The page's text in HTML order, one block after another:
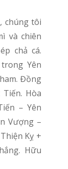
và chiên
chả cá.
Yên
Đồng
Hòa
– Yên
Vượng –
Kỵ +
Hữu